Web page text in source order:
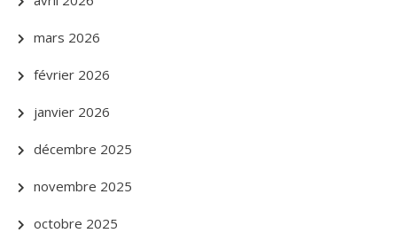
mars 2026
février 2026
janvier 2026
décembre 2025
novembre 2025
octobre 2025